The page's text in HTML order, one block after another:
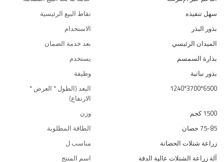
نقاط البيع الرئيسية
سهل تنفيذه
الاستخدام
بذور البذر
بعد خدمة الضمان
الميدان الرئيسي
يستخدم
بذارة السمسم
وظيفة
بذور نباتية
البعد (الطول * العرض *
الارتفاع)
6500*3700*1240
وزن
1500 كجم
الطاقة المطلوبة
75-85 حصان
مناسب ل
زراعة شتلات الحضانة
اسم المنتج
آلة زراعة الشتلات عالية الدقة